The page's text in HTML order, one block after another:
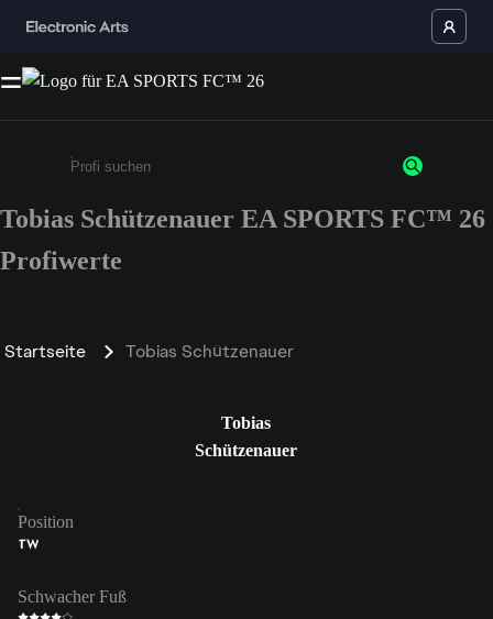
Gib mindestens 3 Zeichen oder Ziffern ein
Tobias Schützenauer EA SPORTS FC™ 26
Profiwerte
Startseite Tobias Schützenauer
Tobias
Schützenauer
Position
TW
Schwacher Fuß